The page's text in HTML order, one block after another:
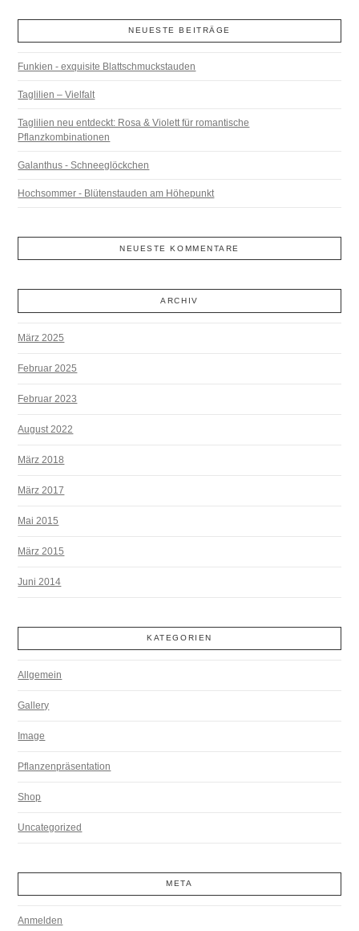
NEUESTE BEITRÄGE
Funkien - exquisite Blattschmuckstauden
Taglilien – Vielfalt
Taglilien neu entdeckt: Rosa & Violett für romantische
Pflanzkombinationen
Galanthus - Schneeglöckchen
Hochsommer - Blütenstauden am Höhepunkt
NEUESTE KOMMENTARE
ARCHIV
März 2025
Februar 2025
Februar 2023
August 2022
März 2018
März 2017
Mai 2015
März 2015
Juni 2014
KATEGORIEN
Allgemein
Gallery
Image
Pflanzenpräsentation
Shop
Uncategorized
META
Anmelden